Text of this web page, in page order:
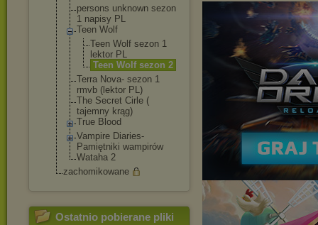
persons unknown sezon
1 napisy PL
Teen Wolf
Teen Wolf sezon 1
lektor PL
Teen Wolf sezon 2
Terra Nova- sezon 1
rmvb (lektor PL)
The Secret Cirle (
tajemny krąg)
True Blood
Vampire Diaries-
Pamiętniki wampirów
Wataha 2
zachomikowane
Ostatnio pobierane pliki